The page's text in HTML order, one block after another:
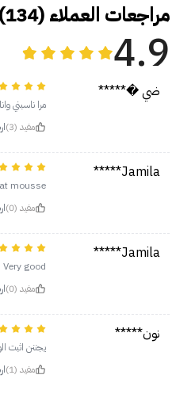
مراجعات العملاء (134)
4.9
ضي �*****
مرا ناسبني
مفيد (3)
Jamila*****
mousse
مفيد (0)
Jamila*****
Very good
مفيد (0)
نون*****
يجننن اثبت
مفيد (1)